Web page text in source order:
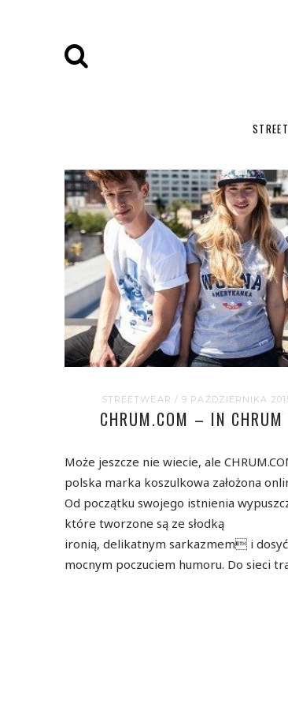
STREETWEAR / 9 PAŹDZIERNIKA
CHRUM.COM – IN CHRUM
Może jeszcze nie wiecie, ale
polska marka koszulkowa założona
Od początku swojego istnienia
które tworzone są ze słodką
ironią, delikatnym sarkazmem i dosyć
mocnym poczuciem humoru. Do sieci